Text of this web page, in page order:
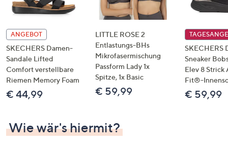
ANGEBOT
SKECHERS Damen-
Sandale Lifted
Comfort verstellbare
Riemen Memory Foam
€ 44,99
LITTLE ROSE 2
Entlastungs-BHs
Mikrofasermischung
Passform Lady 1x
Spitze, 1x Basic
€ 59,99
SKECHERS
Sneaker
Elev 8 Strick
Fit®-
€ 59,99
Wie wär's hiermit?